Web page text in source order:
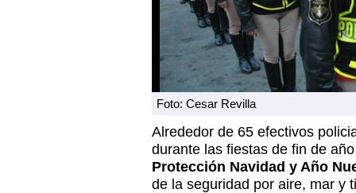
Foto: Cesar Revilla
Alrededor de 65 efectivos
durante las fiestas de fin de
Protección Navidad y Año
de la seguridad por aire, mar y